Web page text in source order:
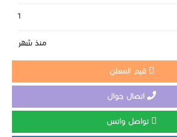
1
منذ شهر
قيم المعلن
اتصال جوال
تواصل واتس